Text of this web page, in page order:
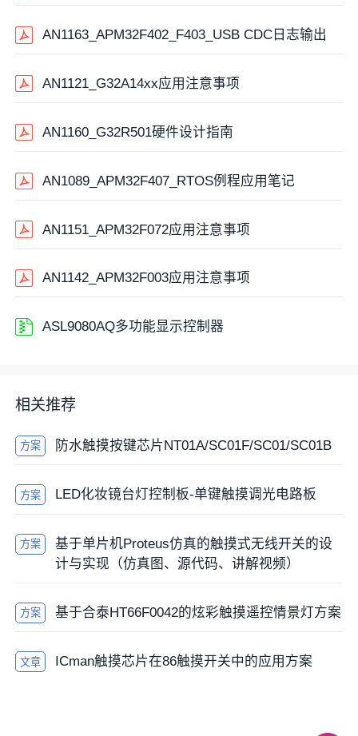
AN1163_APM32F402_F403_USB CDC日志输出
AN1121_G32A14xx应用注意事项
AN1160_G32R501硬件设计指南
AN1089_APM32F407_RTOS例程应用笔记
AN1151_APM32F072应用注意事项
AN1142_APM32F003应用注意事项
ASL9080AQ多功能显示控制器
相关推荐
方案 防水触摸按键芯片NT01A/SC01F/SC01/SC01B
方案 LED化妆镜台灯控制板-单键触摸调光电路板
方案
基于单片机Proteus仿真的触摸式无线开关的设
计与实现（仿真图、源代码、讲解视频）
方案 基于合泰HT66F0042的炫彩触摸遥控情景灯方案
文章 ICman触摸芯片在86触摸开关中的应用方案